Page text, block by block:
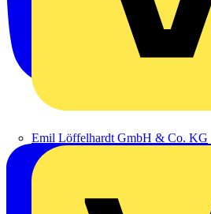
Emil Löffelhardt GmbH & Co. KG